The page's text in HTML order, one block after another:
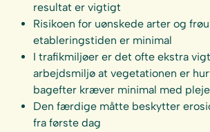
resultat er vigtigt
Risikoen for uønskede arter og
etableringstiden er minimal
I trafikmiljøer er det ofte ekstra
arbejdsmiljø at vegetationen er
bagefter kræver minimal med pleje
Den færdige måtte beskytter
fra første dag